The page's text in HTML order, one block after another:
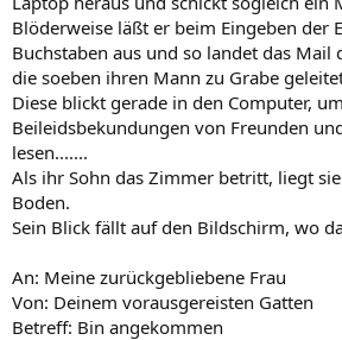
Blöderweise läßt er beim Eingeben der
Buchstaben aus und so landet das Mail
die soeben ihren Mann zu Grabe
Diese blickt gerade in den Computer,
Beileidsbekundungen von Freunden
lesen.......
Als ihr Sohn das Zimmer betritt, liegt
Boden.
Sein Blick fällt auf den Bildschirm, wo
An: Meine zurückgebliebene Frau
Von: Deinem vorausgereisten Gatten
Betreff: Bin angekommen